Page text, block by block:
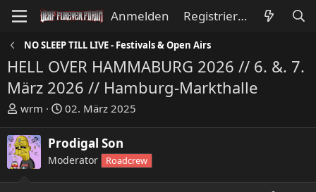
Anmelden Registrieren
NO SLEEP TILL LIVE - Festivals & Open Airs
HELL OVER HAMMABURG 2026 // 6. &. 7.
März 2026 // Hamburg-Markthalle
E
s
t
e
wrm
E
s
t
e
l
02. März 2025
Prodigal Son
Moderator Roadcrew